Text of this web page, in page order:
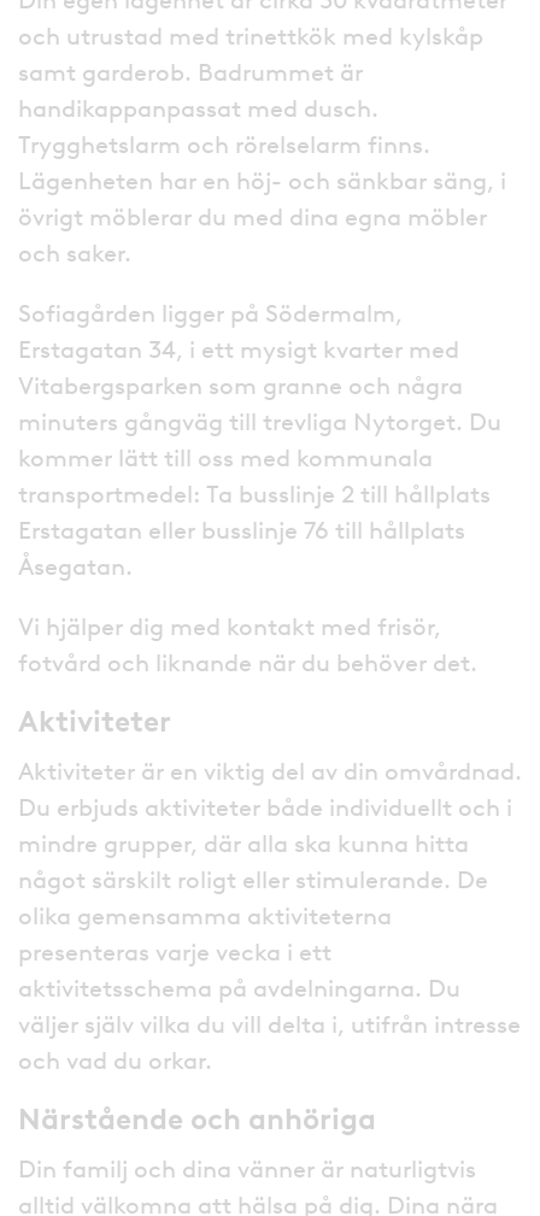
och utrustad med trinettkök med kylskåp
samt garderob. Badrummet är
handikappanpassat med dusch.
Trygghetslarm och rörelselarm finns.
Lägenheten har en höj- och sänkbar säng, i
övrigt möblerar du med dina egna möbler
och saker.
Sofiagården ligger på Södermalm,
Erstagatan 34, i ett mysigt kvarter med
Vitabergsparken som granne och några
minuters gångväg till trevliga Nytorget. Du
kommer lätt till oss med kommunala
transportmedel: Ta busslinje 2 till hållplats
Erstagatan eller busslinje 76 till hållplats
Åsegatan.
Vi hjälper dig med kontakt med frisör,
fotvård och liknande när du behöver det.
Aktiviteter
Aktiviteter är en viktig del av din omvårdnad.
Du erbjuds aktiviteter både individuellt och i
mindre grupper, där alla ska kunna hitta
något särskilt roligt eller stimulerande. De
olika gemensamma aktiviteterna
presenteras varje vecka i ett
aktivitetsschema på avdelningarna. Du
väljer själv vilka du vill delta i, utifrån intresse
och vad du orkar.
Närstående och anhöriga
Din familj och dina vänner är naturligtvis
alltid välkomna att hälsa på dig. Dina nära